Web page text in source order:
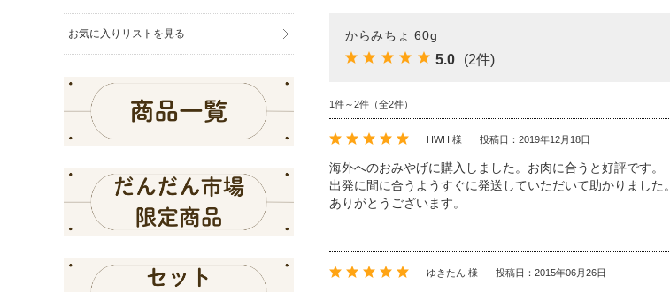
からみちょ 60g
5.0 (2件)
1件～2件（全2件）
HWH 様 投稿日：2019年12月18日
海外へのおみやげに購入しました。お肉に合うと好評です。
出発に間に合うようすぐに発送していただいて助かりました。
ありがとうございます。
ゆきたん 様 投稿日：2015年06月26日
お気に入りリストを見る